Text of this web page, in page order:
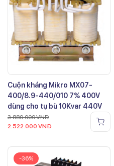
Cuộn kháng Mikro MX07-
400/8.9-440/010 7% 400V
dùng cho tụ bù 10Kvar 440V
3.880.000VNĐ
2.522.000 VNĐ
-36%